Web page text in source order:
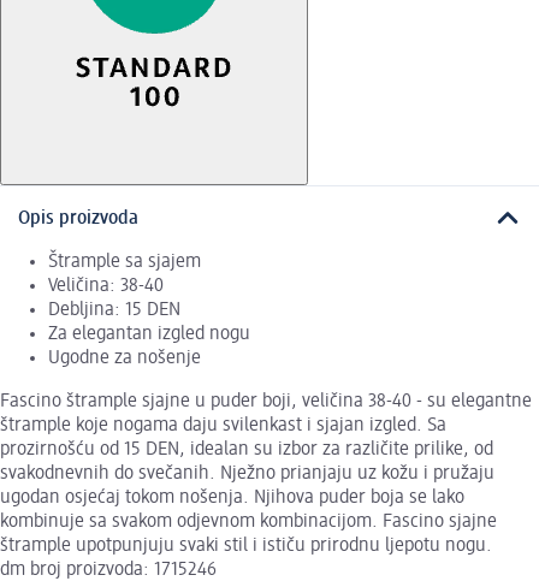
Opis proizvoda
Štrample sa sjajem
Veličina: 38-40
Debljina: 15 DEN
Za elegantan izgled nogu
Ugodne za nošenje
Fascino štrample sjajne u puder boji, veličina 38-40 - su elegantne
štrample koje nogama daju svilenkast i sjajan izgled. Sa
prozirnošću od 15 DEN, idealan su izbor za različite prilike, od
svakodnevnih do svečanih. Nježno prianjaju uz kožu i pružaju
ugodan osjećaj tokom nošenja. Njihova puder boja se lako
kombinuje sa svakom odjevnom kombinacijom. Fascino sjajne
štrample upotpunjuju svaki stil i ističu prirodnu ljepotu nogu.
dm broj proizvoda: 1715246